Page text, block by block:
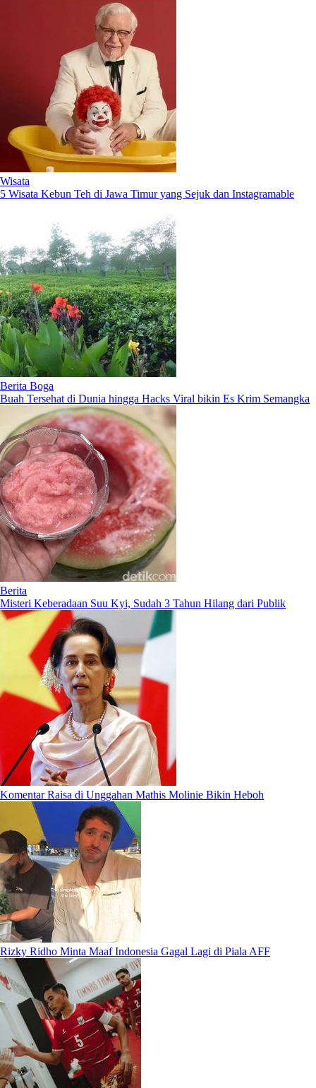
Wisata
5 Wisata Kebun Teh di Jawa Timur yang Sejuk dan Instagramable
Berita Boga
Buah Tersehat di Dunia hingga Hacks Viral bikin Es Krim Semangka
Berita
Misteri Keberadaan Suu Kyi, Sudah 3 Tahun Hilang dari Publik
Komentar Raisa di Unggahan Mathis Molinie Bikin Heboh
Rizky Ridho Minta Maaf Indonesia Gagal Lagi di Piala AFF